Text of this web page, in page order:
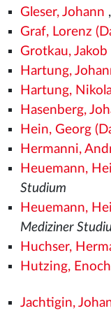
Gleser, Johann ,
Graf, Lorenz
Grotkau, Jakob
Hartung,
Hartung,
Hasenberg,
Hein, Georg
Hermanni,
Heuemann,
Studium
Heuemann,
Mediziner
Huchser,
Hutzing, Enoch
Jachtigin,